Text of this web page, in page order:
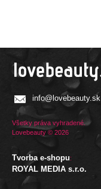
info@lovebeauty.sk
Všetky práva vyhradené.
Lovebeauty © 2026
Tvorba e-shopu:
ROYAL MEDIA s.r.o.